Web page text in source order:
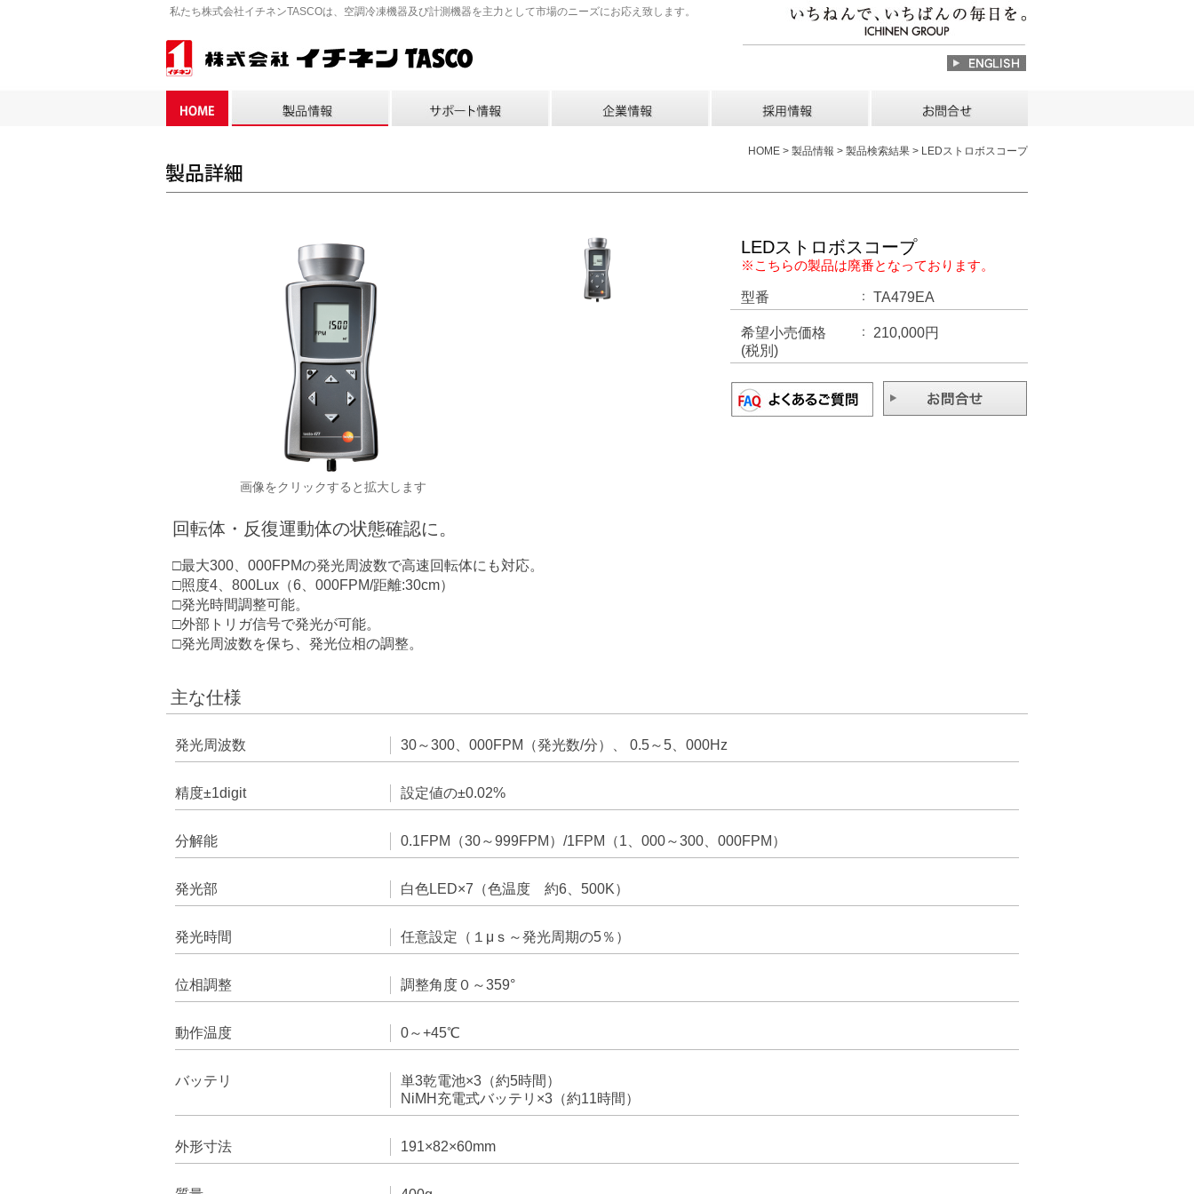
私たち株式会社イチネンTASCOは、空調冷凍機器及び計測機器を主力として市場のニーズにお応え致します。
HOME > 製品情報 > 製品検索結果 > LEDストロボスコープ
LEDストロボスコープ
※こちらの製品は廃番となっております。
型番 TA479EA
希望小売価格
(税別)
210,000円
画像をクリックすると拡大します
回転体・反復運動体の状態確認に。
□最大300、000FPMの発光周波数で高速回転体にも対応。
□照度4、800Lux（6、000FPM/距離:30cm）
□発光時間調整可能。
□外部トリガ信号で発光が可能。
□発光周波数を保ち、発光位相の調整。
主な仕様
発光周波数 30～300、000FPM（発光数/分）、 0.5～5、000Hz
精度±1digit 設定値の±0.02%
分解能 0.1FPM（30～999FPM）/1FPM（1、000～300、000FPM）
発光部 白色LED×7（色温度 約6、500K）
発光時間 任意設定（１μｓ～発光周期の5％）
位相調整 調整角度０～359°
動作温度 0～+45℃
バッテリ
単3乾電池×3（約5時間）
NiMH充電式バッテリ×3（約11時間）
外形寸法 191×82×60mm